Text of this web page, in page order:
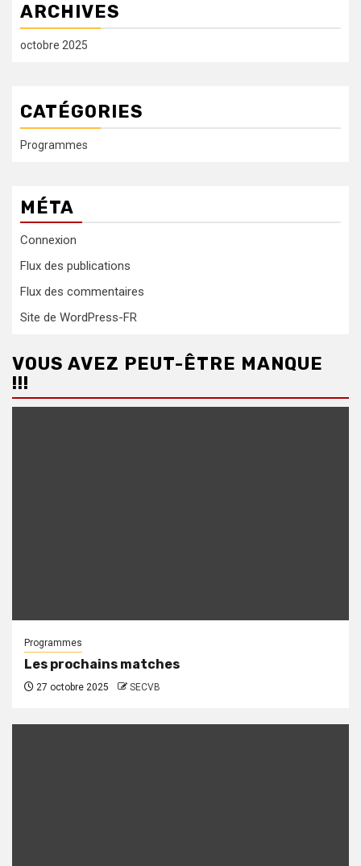
ARCHIVES
octobre 2025
CATÉGORIES
Programmes
MÉTA
Connexion
Flux des publications
Flux des commentaires
Site de WordPress-FR
VOUS AVEZ PEUT-ÊTRE MANQUE
!!!
Programmes
Les prochains matches
27 octobre 2025 SECVB